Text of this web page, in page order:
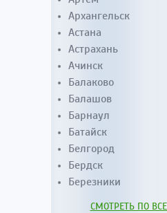
Архангельск
Астана
Астрахань
Ачинск
Балаково
Балашов
Барнаул
Батайск
Белгород
Бердск
Березники
СМОТРЕТЬ ПО